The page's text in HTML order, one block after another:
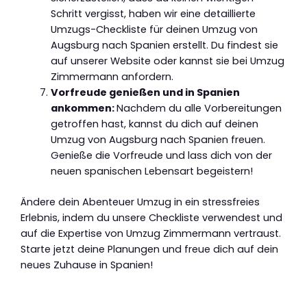
Schritt vergisst, haben wir eine detaillierte
Umzugs-Checkliste für deinen Umzug von
Augsburg nach Spanien erstellt. Du findest sie
auf unserer Website oder kannst sie bei Umzug
Zimmermann anfordern.
Vorfreude genießen und in Spanien
ankommen:Nachdem du alle Vorbereitungen
getroffen hast, kannst du dich auf deinen
Umzug von Augsburg nach Spanien freuen.
Genieße die Vorfreude und lass dich von der
neuen spanischen Lebensart begeistern!
Ändere dein Abenteuer Umzug in ein stressfreies
Erlebnis, indem du unsere Checkliste verwendest und
auf die Expertise von Umzug Zimmermann vertraust.
Starte jetzt deine Planungen und freue dich auf dein
neues Zuhause in Spanien!